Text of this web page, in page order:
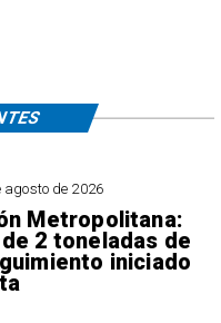
agosto de 2026
Metropolitana:
de 2 toneladas de
iniciado